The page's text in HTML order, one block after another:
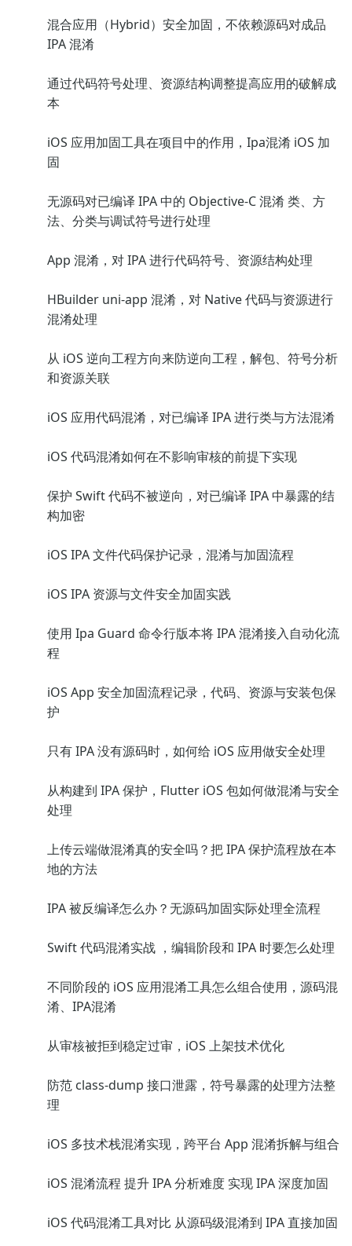
混合应用（Hybrid）安全加固，不依赖源码对成品
IPA 混淆
通过代码符号处理、资源结构调整提高应用的破解成
本
iOS 应用加固工具在项目中的作用，Ipa混淆 iOS 加
固
无源码对已编译 IPA 中的 Objective-C 混淆 类、方
法、分类与调试符号进行处理
App 混淆，对 IPA 进行代码符号、资源结构处理
HBuilder uni-app 混淆，对 Native 代码与资源进行
混淆处理
从 iOS 逆向工程方向来防逆向工程，解包、符号分析
和资源关联
iOS 应用代码混淆，对已编译 IPA 进行类与方法混淆
iOS 代码混淆如何在不影响审核的前提下实现
保护 Swift 代码不被逆向，对已编译 IPA 中暴露的结
构加密
iOS IPA 文件代码保护记录，混淆与加固流程
iOS IPA 资源与文件安全加固实践
使用 Ipa Guard 命令行版本将 IPA 混淆接入自动化流
程
iOS App 安全加固流程记录，代码、资源与安装包保
护
只有 IPA 没有源码时，如何给 iOS 应用做安全处理
从构建到 IPA 保护，Flutter iOS 包如何做混淆与安全
处理
上传云端做混淆真的安全吗？把 IPA 保护流程放在本
地的方法
IPA 被反编译怎么办？无源码加固实际处理全流程
Swift 代码混淆实战 ，编辑阶段和 IPA 时要怎么处理
不同阶段的 iOS 应用混淆工具怎么组合使用，源码混
淆、IPA混淆
从审核被拒到稳定过审，iOS 上架技术优化
防范 class-dump 接口泄露，符号暴露的处理方法整
理
iOS 多技术栈混淆实现，跨平台 App 混淆拆解与组合
iOS 混淆流程 提升 IPA 分析难度 实现 IPA 深度加固
iOS 代码混淆工具对比 从源码级混淆到 IPA 直接加固